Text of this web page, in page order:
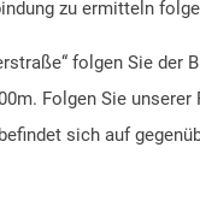
zu ermitteln
folgen Sie der
Folgen Sie unserer
sich auf